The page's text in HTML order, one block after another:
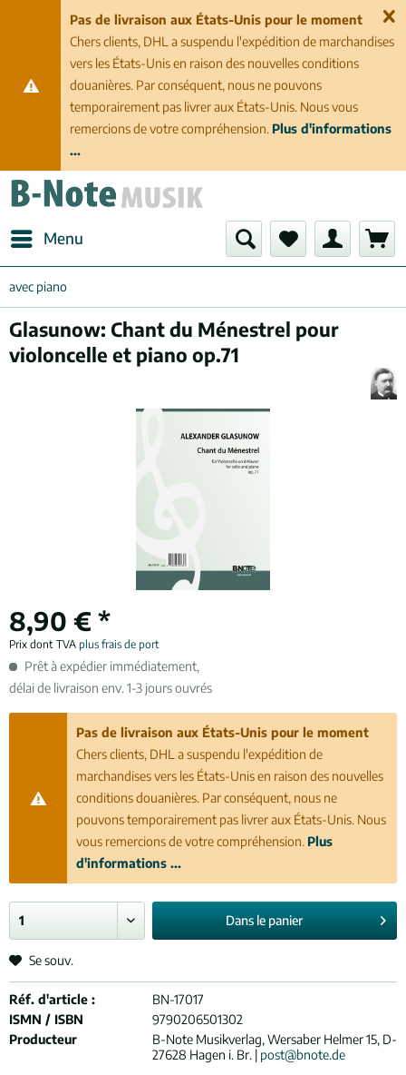
Pas de livraison aux États-Unis pour le moment
Chers clients, DHL a suspendu l'expédition de marchandises
vers les États-Unis en raison des nouvelles conditions
douanières. Par conséquent, nous ne pouvons
temporairement pas livrer aux États-Unis. Nous vous
remercions de votre compréhension. Plus d'informations
...
Menu
avec piano
Glasunow: Chant du Ménestrel pour
violoncelle et piano op.71
8,90 € *
Prix dont TVA plus frais de port
Prêt à expédier immédiatement,
délai de livraison env. 1-3 jours ouvrés
Pas de livraison aux États-Unis pour le moment
Chers clients, DHL a suspendu l'expédition de
marchandises vers les États-Unis en raison des nouvelles
conditions douanières. Par conséquent, nous ne
pouvons temporairement pas livrer aux États-Unis. Nous
vous remercions de votre compréhension. Plus
d'informations ...
Dans le panier
Se souv.
Réf. d'article :
BN-17017
ISMN / ISBN
9790206501302
Producteur
B-Note Musikverlag, Wersaber Helmer 15, D-
27628 Hagen i. Br. | post@bnote.de